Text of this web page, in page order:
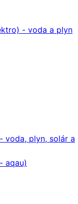
- voda a plyn
voda, plyn, solár a
aqau)